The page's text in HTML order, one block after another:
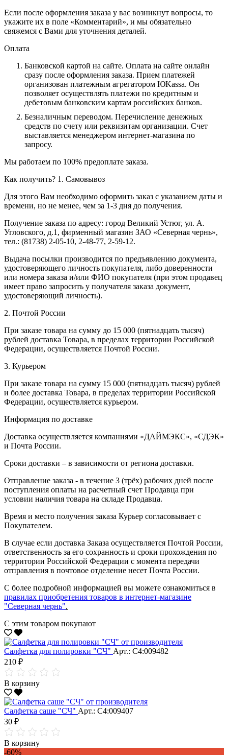
Если после оформления заказа у вас возникнут вопросы, то
укажите их в поле «Комментарий», и мы обязательно
свяжемся с Вами для уточнения деталей.
Оплата
Банковской картой на сайте. Оплата на сайте онлайн
сразу после оформления заказа. Прием платежей
организован платежным агрегатором ЮKassa. Он
позволяет осуществлять платежи по кредитным и
дебетовым банковским картам российских банков.
Безналичным переводом. Перечисление денежных
средств по счету или реквизитам организации. Счет
выставляется менеджером интернет-магазина по
запросу.
Мы работаем по 100% предоплате заказа.
Как получить? 1. Самовывоз
Для этого Вам необходимо оформить заказ с указанием даты и
времени, но не менее, чем за 1-3 дня до получения.
Получение заказа по адресу: город Великий Устюг, ул. А.
Угловского, д.1, фирменный магазин ЗАО «Северная чернь»,
тел.: (81738) 2-05-10, 2-48-77, 2-59-12.
Выдача посылки производится по предъявлению документа,
удостоверяющего личность покупателя, либо доверенности
или номера заказа и/или ФИО покупателя (при этом продавец
имеет право запросить у получателя заказа документ,
удостоверяющий личность).
2. Почтой России
При заказе товара на сумму до 15 000 (пятнадцать тысяч)
рублей доставка Товара, в пределах территории Российской
Федерации, осуществляется Почтой России.
3. Курьером
При заказе товара на сумму 15 000 (пятнадцать тысяч) рублей
и более доставка Товара, в пределах территории Российской
Федерации, осуществляется курьером.
Информация по доставке
Доставка осуществляется компаниями «ДАЙМЭКС», «СДЭК»
и Почта России.
Сроки доставки – в зависимости от региона доставки.
Отправление заказа - в течение 3 (трёх) рабочих дней после
поступления оплаты на расчетный счет Продавца при
условии наличия товара на складе Продавца.
Время и место получения заказа Курьер согласовывает с
Покупателем.
В случае если доставка Заказа осуществляется Почтой России,
ответственность за его сохранность и сроки прохождения по
территории Российской Федерации с момента передачи
отправления в почтовое отделение несет Почта России.
С более подробной информацией вы можете ознакомиться в
правилах приобретения товаров в интернет-магазине
"Северная чернь".
С этим товаром покупают
Салфетка для полировки "CЧ" Арт.: С4:009482
210 ₽
В корзину
Салфетка саше "CЧ" Арт.: С4:009407
30 ₽
В корзину
-60%